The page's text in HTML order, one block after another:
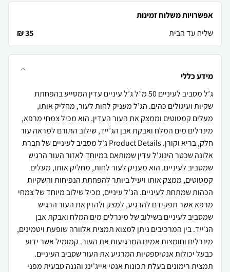
אפשרויות משלוח זמינות
שליח עד הבית
35 ₪
מידע כללי
ג’ל מסביב לעיניים 50 מ״ל ג’ל עיניים עדין המסייע בהפחתת
שקיות ועיגולים כהים. הג’ל מעניק לחות לעור, מחליק אותו,
מעלים קמטוטים וממצק את העור העדין. הוא מכיל צמחי מרפא,
מינרלים מים המלח ואבקת אבן הג’ייד, שילוב התורם למראה עור
חלק, בריא וקורן. Product Details ג'ל מסביב לעיניים של חברת
אלונה שכטר הינוג'ל עדין שמותאם במיוחד לאזור העור הרגיש
שמסביב לעיניים. הוא מעניק לעור לחות, מחליק אותו, מעלים
קמטוטים, ממצק אותו ויעיל ביותר להפחתת הנפיחות והשקיות
הכהות שמתחת לעיניים. הג'ל עיניים, מכיל שילוב מיוחד של צמחי
מרפא אשר תפקידם להרגיע, למצק ולהזין את העור הרגיש
שמסביב לעיניים בשילוב של מינרלים מים המלח ואבקת אבן
הג׳ייד. בין המרכיבים ניתן למצוא תמצית אלוורה שופעת ויטמינים,
מינרלים וחומצות אמינו המרגיעות את העור. קמומיל אשר ידוע
כבעל יכולות אנטיספטיות המרגיע את העור שסביב העיניים.
תמצית רימונים בעלת תכונות אנטי אייג'ינג והגנה טבעית מפני